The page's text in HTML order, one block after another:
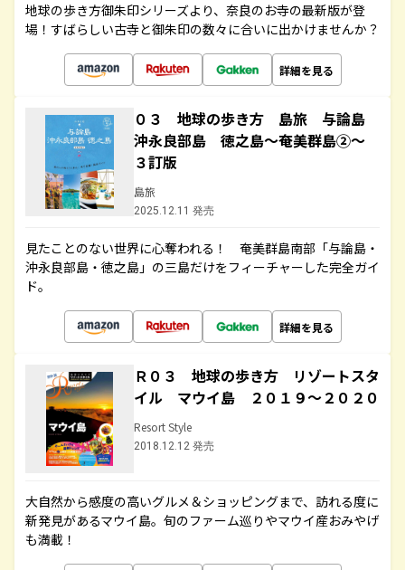
地球の歩き方御朱印シリーズより、奈良のお寺の最新版が登
場！すばらしい古寺と御朱印の数々に合いに出かけませんか？
詳細を見る
０３ 地球の歩き方 島旅 与論島
沖永良部島 徳之島～奄美群島②～
３訂版
島旅
2025.12.11 発売
見たことのない世界に心奪われる！ 奄美群島南部「与論島・
沖永良部島・徳之島」の三島だけをフィーチャーした完全ガイ
ド。
詳細を見る
Ｒ０３ 地球の歩き方 リゾートスタ
イル マウイ島 ２０１９～２０２０
Resort Style
2018.12.12 発売
大自然から感度の高いグルメ＆ショッピングまで、訪れる度に
新発見があるマウイ島。旬のファーム巡りやマウイ産おみやげ
も満載！